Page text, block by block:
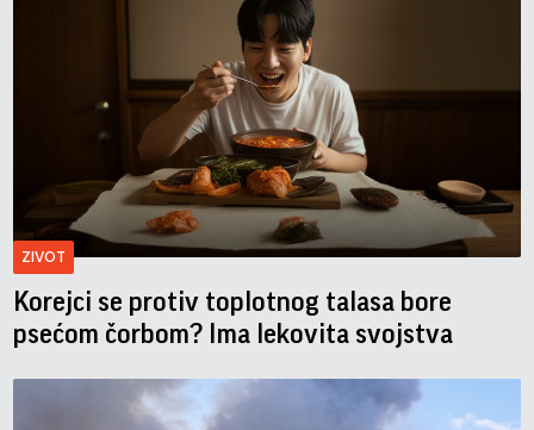
ZIVOT
Korejci se protiv toplotnog talasa bore
psećom čorbom? Ima lekovita svojstva